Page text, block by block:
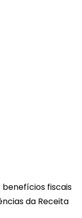
fiscais
da Receita